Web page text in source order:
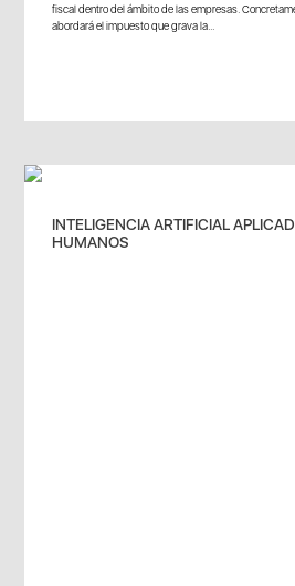
fiscal dentro del ámbito de las empresas.
abordará el impuesto que grava la...
INTELIGENCIA ARTIFICIAL
HUMANOS